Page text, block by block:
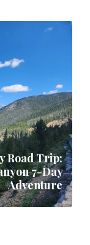
Road Trip:
7-Day
Adventure